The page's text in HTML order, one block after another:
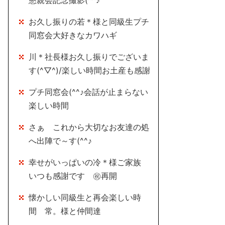
お久し振りの若＊様と同級生プチ
同窓会大好きなカワハギ
川＊社長様お久し振りでございま
す(^▽^)/楽しい時間お土産も感謝
プチ同窓会(^^♪会話が止まらない
楽しい時間
さぁ これから大切なお友達の処
へ出陣で～す(^^♪
幸せがいっぱいの冷＊様ご家族
いつも感謝です ㊗再開
懐かしい同級生と再会楽しい時
間 常。様と仲間達